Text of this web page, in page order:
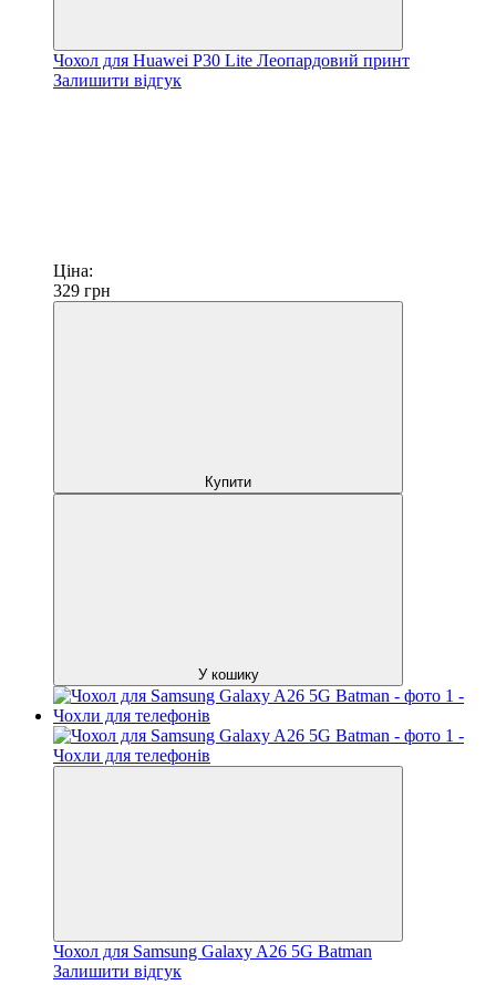
Чохол для Huawei P30 Lite Леопардовий принт
Залишити відгук
Ціна:
329 грн
Купити
У кошику
Чохол для Samsung Galaxy A26 5G Batman
Залишити відгук